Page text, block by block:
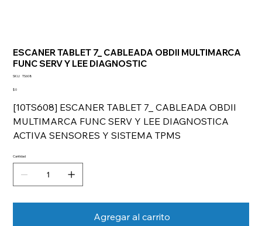
ESCANER TABLET 7_ CABLEADA OBDII MULTIMARCA
FUNC SERV Y LEE DIAGNOSTIC
SKU: SKU
TS608
Precio
$ 0
[10TS608] ESCANER TABLET 7_ CABLEADA OBDII
MULTIMARCA FUNC SERV Y LEE DIAGNOSTICA
ACTIVA SENSORES Y SISTEMA TPMS
Cantidad
Agregar al carrito